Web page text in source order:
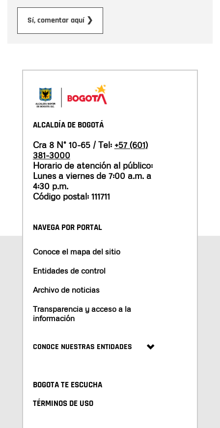
Sí, comentar aquí ❯
ALCALDÍA DE BOGOTÁ
Cra 8 N° 10-65 / Tel: +57 (601)
381-3000
Horario de atención al público:
Lunes a viernes de 7:00 a.m. a
4:30 p.m.
Código postal: 111711
NAVEGA POR PORTAL
Conoce el mapa del sitio
Entidades de control
Archivo de noticias
Transparencia y acceso a la
información
CONOCE NUESTRAS ENTIDADES
BOGOTA TE ESCUCHA
TÉRMINOS DE USO